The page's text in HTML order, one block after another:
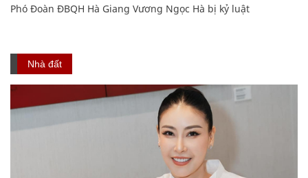
Phó Đoàn ĐBQH Hà Giang Vương Ngọc Hà bị kỷ luật
Nhà đất